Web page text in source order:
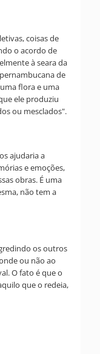
coisas de
o acordo de
à seara da
de
flora e uma
ele produziu
ou mesclados".
ajudaria a
e emoções,
obras. É uma
não tem a
os outros
ou não ao
O fato é que o
que o redeia,